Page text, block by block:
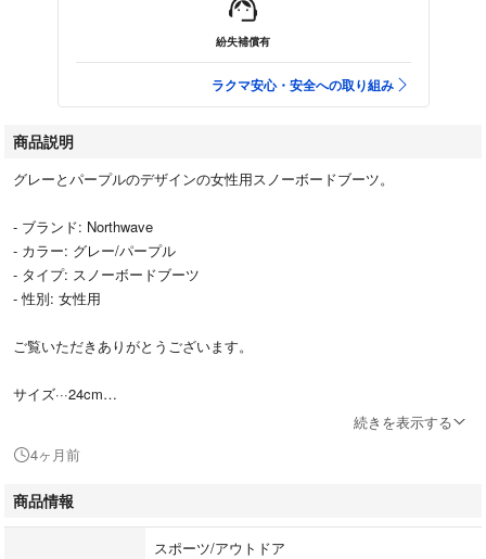
紛失補償有
ラクマ安心・安全への取り組み
商品説明
グレーとパープルのデザインの女性用スノーボードブーツ。
- ブランド: Northwave
- カラー: グレー/パープル
- タイプ: スノーボードブーツ
- 性別: 女性用
ご覧いただきありがとうございます。
サイズ···24cm
てしっかりとしています。
中古品であることをご理解のうえ、ご検討いただけますと幸いです。恐れ
入りますが、返品・交換はお受けいたしかねますのでご了承ください。
続きを表示する
4ヶ月前
商品情報
スポーツ/アウトドア